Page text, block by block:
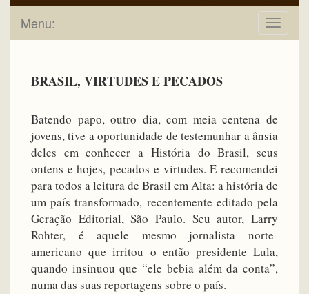
Toggle
Menu:
BRASIL, VIRTUDES E PECADOS
Batendo papo, outro dia, com meia centena de
jovens, tive a oportunidade de testemunhar a ânsia
deles em conhecer a História do Brasil, seus
ontens e hojes, pecados e virtudes. E recomendei
para todos a leitura de Brasil em Alta: a história de
um país transformado, recentemente editado pela
Geração Editorial, São Paulo. Seu autor, Larry
Rohter, é aquele mesmo jornalista norte-
americano que irritou o então presidente Lula,
quando insinuou que “ele bebia além da conta”,
numa das suas reportagens sobre o país.